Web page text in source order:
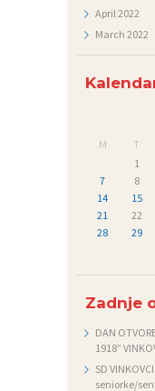
April2022
March 2022
M T
1
7
8
14
15
21
22
28
29
Zadnje
DAN
1918”
SD
seniorke/